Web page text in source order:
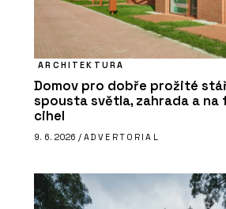
ARCHITEKTURA
Domov pro dobře prožité
spousta světla, zahrada a na
cihel
9. 6. 2026 / ADVERTORIAL